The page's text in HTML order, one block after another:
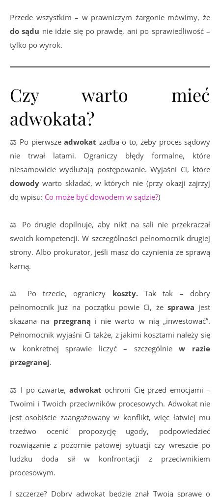
Przede wszystkim – w prawniczym żargonie mówimy, że
do sądu nie idzie się po prawdę, ani po sprawiedliwość –
tylko po wyrok.
Czy warto mieć
adwokata?
⚖ Po pierwsze adwokat zadba o to, żeby proces sądowy
nie trwał latami. Ograniczy błędy formalne, które
niesamowicie wydłużają postępowanie. Wyjaśni Ci, które
dowodywarto składać, w których nie (przy okazji zajrzyj
do wpisu: Co może być dowodem w sądzie?)
⚖ Po drugie dopilnuje, aby nikt na sali nie przekraczał
swoich kompetencji. W szczególności pełnomocnik drugiej
strony. Albo prokurator, jeśli masz do czynienia ze sprawą
karną.
⚖ Po trzecie, ograniczy koszty.Tak tak – dobry
pełnomocnik już na początku powie Ci, że sprawa jest
skazana na przegraną i nie warto w nią „inwestować”.
Pełnomocnik wyjaśni Ci także, z jakimi kosztami należy się
w konkretnej sprawie liczyć – szczególniew razie
przegranej.
⚖ I po czwarte, adwokat ochroni Cię przed emocjami –
Twoimi i Twoich przeciwników procesowych. Adwokat nie
jest osobiście zaangażowany w konflikt, więc łatwiej mu
trzeźwo ocenić propozycję ugody, podpowiedzieć
rozwiązanie z pozornie patowej sytuacji czy wreszcie po
ludzku doda sił w konfrontacji z przeciwnikiem
procesowym.
I szczerze? Dobry adwokat będzie znał Twoją sprawę o